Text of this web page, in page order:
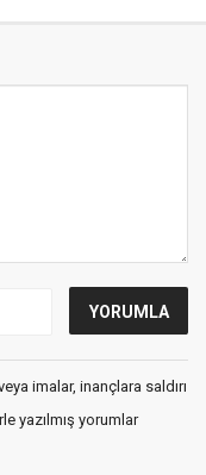
imalar, inançlara saldırı
yazılmış yorumlar